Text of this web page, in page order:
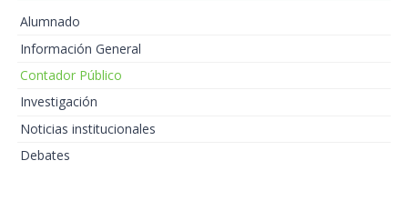
Alumnado
Información General
Contador Público
Investigación
Noticias institucionales
Debates